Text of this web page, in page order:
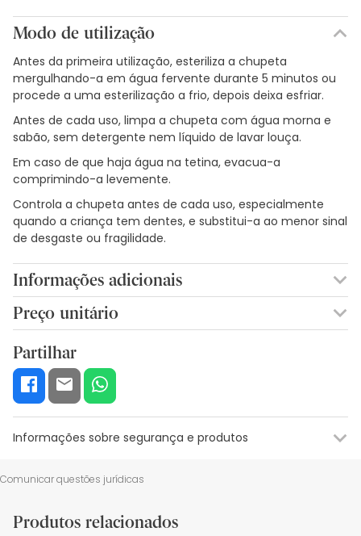
Modo de utilização
Antes da primeira utilização, esteriliza a chupeta
mergulhando-a em água fervente durante 5 minutos ou
procede a uma esterilização a frio, depois deixa esfriar.
Antes de cada uso, limpa a chupeta com água morna e
sabão, sem detergente nem líquido de lavar louça.
Em caso de que haja água na tetina, evacua-a
comprimindo-a levemente.
Controla a chupeta antes de cada uso, especialmente
quando a criança tem dentes, e substitui-a ao menor sinal
de desgaste ou fragilidade.
Informações adicionais
1Preço unitário
Partilhar
Informações sobre segurança e produtos
Recursos de segurança visual
De momento, não dispomos de imagens de segurança
Comunicar questões jurídicas
Produtos relacionados